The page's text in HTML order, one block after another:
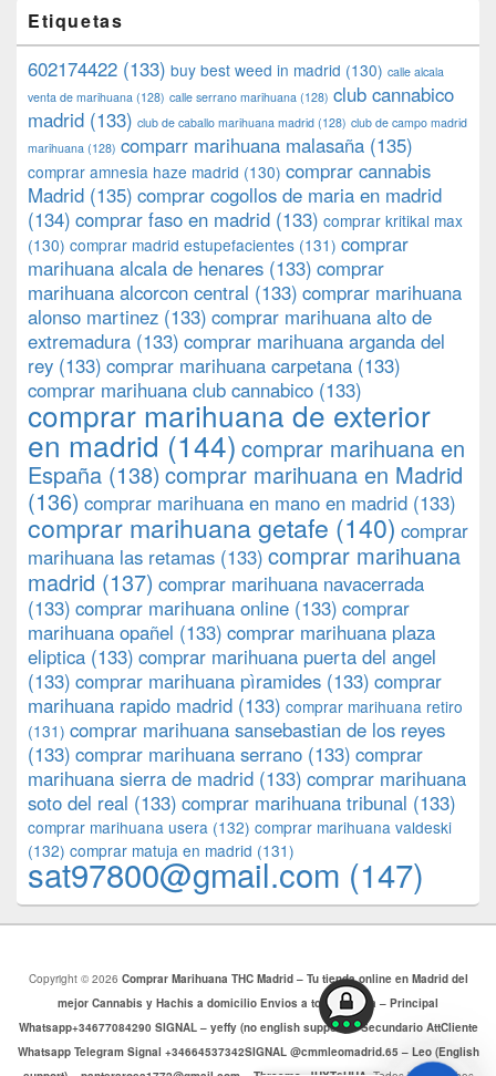
Etiquetas
602174422 (133) buy best weed in madrid (130) calle alcala
venta de marihuana (128) calle serrano marihuana (128) club cannabico
madrid (133) club de caballo marihuana madrid (128) club de campo madrid
marihuana (128) comparr marihuana malasaña (135)
comprar amnesia haze madrid (130) comprar cannabis
Madrid (135) comprar cogollos de maria en madrid
(134) comprar faso en madrid (133) comprar kritikal max
(130) comprar madrid estupefacientes (131) comprar
marihuana alcala de henares (133) comprar
marihuana alcorcon central (133) comprar marihuana
alonso martinez (133) comprar marihuana alto de
extremadura (133) comprar marihuana arganda del
rey (133) comprar marihuana carpetana (133)
comprar marihuana club cannabico (133)
comprar marihuana de exterior
en madrid (144) comprar marihuana en
España (138) comprar marihuana en Madrid
(136) comprar marihuana en mano en madrid (133)
comprar marihuana getafe (140) comprar
marihuana las retamas (133) comprar marihuana
madrid (137) comprar marihuana navacerrada
(133) comprar marihuana online (133) comprar
marihuana opañel (133) comprar marihuana plaza
eliptica (133) comprar marihuana puerta del angel
(133) comprar marihuana pìramides (133) comprar
marihuana rapido madrid (133) comprar marihuana retiro
(131) comprar marihuana sansebastian de los reyes
(133) comprar marihuana serrano (133) comprar
marihuana sierra de madrid (133) comprar marihuana
soto del real (133) comprar marihuana tribunal (133)
comprar marihuana usera (132) comprar marihuana valdeski
(132) comprar matuja en madrid (131)
sat97800@gmail.com (147)
Copyright © 2026 Comprar Marihuana THC Madrid – Tu tienda online en Madrid del
mejor Cannabis y Hachis a domicilio Envios a toda Europa – Principal
Whatsapp+34677084290 SIGNAL – yeffy (no english support) – Secundario AttCliente
Whatsapp Telegram Signal +34664537342SIGNAL @cmmleomadrid.65 – Leo (English